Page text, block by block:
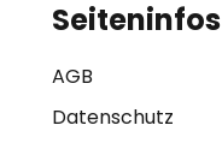
Seiteninfos
AGB
Datenschutz